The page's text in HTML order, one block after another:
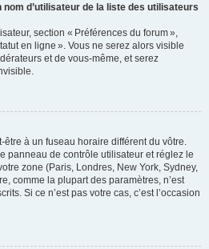
d’utilisateur de la liste des utilisateurs
section « Préférences du forum »,
en ligne ». Vous ne serez alors visible
et de vous-même, et serez
être à un fuseau horaire différent du vôtre.
panneau de contrôle utilisateur et réglez le
zone (Paris, Londres, New York, Sydney,
comme la plupart des paramètres, n’est
Si ce n’est pas votre cas, c’est l’occasion